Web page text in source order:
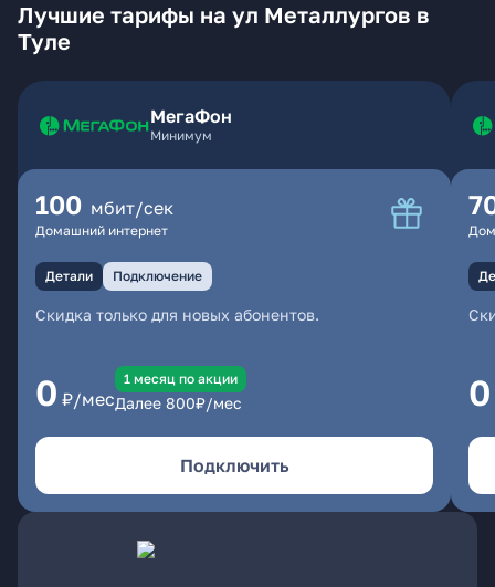
Лучшие тарифы на ул Металлургов в
Туле
МегаФон
Минимум
100 мбит/сек
Домашний интернет
Детали Подключение
Скидка только для новых абонентов.
0 ₽/мес
1 месяц по акции
Далее 800₽/мес
Подключить
0